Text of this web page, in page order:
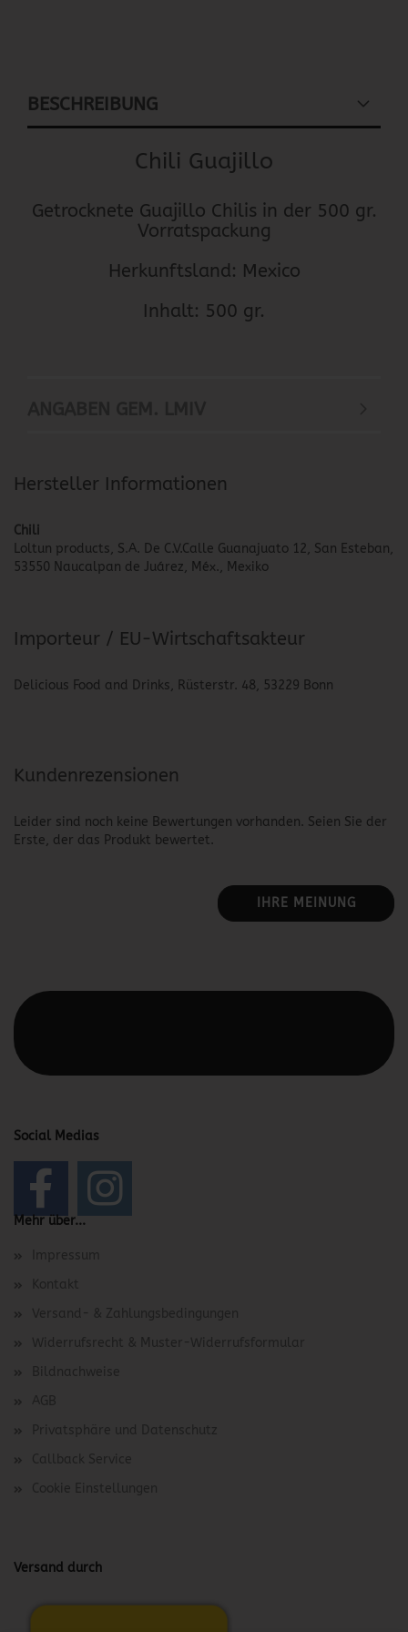
BESCHREIBUNG
Chili Guajillo
Getrocknete Guajillo Chilis in der 500 gr.
Vorratspackung
Herkunftsland: Mexico
Inhalt: 500 gr.
Hersteller Informationen
Chili
Loltun products, S.A. De C.V.Calle Guanajuato 12, San Esteban,
53550 Naucalpan de Juárez, Méx., Mexiko
Importeur / EU-Wirtschaftsakteur
Delicious Food and Drinks, Rüsterstr. 48, 53229 Bonn
Kundenrezensionen
Leider sind noch keine Bewertungen vorhanden. Seien Sie der
Erste, der das Produkt bewertet.
IHRE MEINUNG
Social Medias
Mehr über...
Impressum
Kontakt
Versand- & Zahlungsbedingungen
Widerrufsrecht & Muster-Widerrufsformular
Bildnachweise
AGB
Privatsphäre und Datenschutz
Callback Service
Cookie Einstellungen
Versand durch